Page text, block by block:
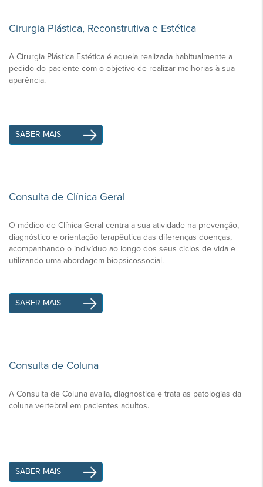
Cirurgia Plástica, Reconstrutiva e Estética
A Cirurgia Plástica Estética é aquela realizada habitualmente a
pedido do paciente com o objetivo de realizar melhorias à sua
aparência.
SABER MAIS
Consulta de Clínica Geral
O médico de Clínica Geral centra a sua atividade na prevenção,
diagnóstico e orientação terapêutica das diferenças doenças,
acompanhando o indivíduo ao longo dos seus ciclos de vida e
utilizando uma abordagem biopsicossocial.
SABER MAIS
Consulta de Coluna
A Consulta de Coluna avalia, diagnostica e trata as patologias da
coluna vertebral em pacientes adultos.
SABER MAIS